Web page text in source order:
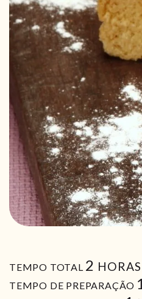
TEMPO TOTAL 2 HORAS
HORAS
TEMPO DE PREPARAÇÃO